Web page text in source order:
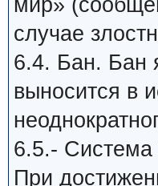
мир»
случае
6.4. Бан. Бан
выносится в
6.5.-
При